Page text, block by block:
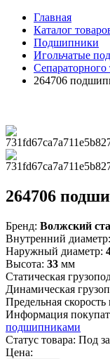
Главная
Каталог
Подшипники
Игольчатые
Сепараторного
264706
264706
Бренд: Волжский
Внутренний диаметр:
Наружный диаметр:
Высота: 33 мм
Статическая
Динамическая
Предельная
Информация
подшипниками
Статус товара: Под
Цена: